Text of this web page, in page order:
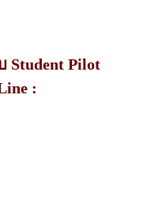
Student Pilot
: